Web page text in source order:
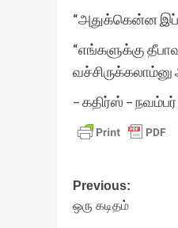
“அதுக்கென்ன
“எங்களுக்கு
– கதிர்ஸ் –
Post
navigation
Previous:
ஒரு கடிதம்